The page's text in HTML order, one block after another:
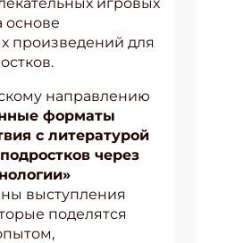
основе
произведений для
направлению
форматы
с литературой
через
выступления
поделятся